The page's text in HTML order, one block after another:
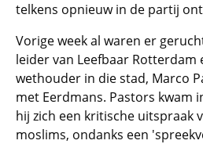
telkens opnieuw in de partij
Vorige week al waren er
leider van Leefbaar Rotterdam
wethouder in die stad, Marco
met Eerdmans. Pastors kwam
hij zich een kritische uitspraak
moslims, ondanks een